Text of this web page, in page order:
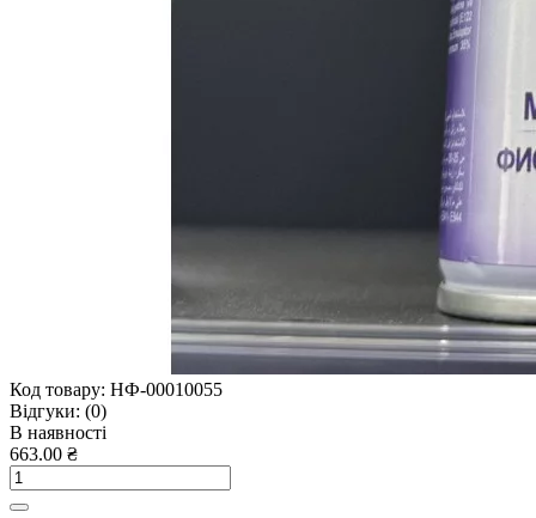
Код товару: НФ-00010055
Відгуки: (0)
В наявності
663.00 ₴